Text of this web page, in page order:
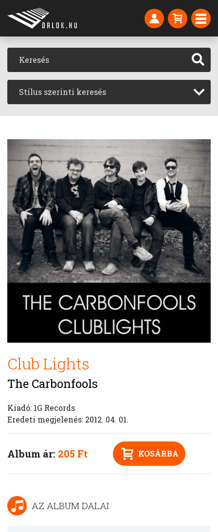
Stílus szerinti keresés
Club Lights
The Carbonfools
Kiadó: 1G Records
Eredeti megjelenés: 2012. 04. 01.
Album ár: 205 Ft KOSÁRBA
AZ ALBUM DALAI